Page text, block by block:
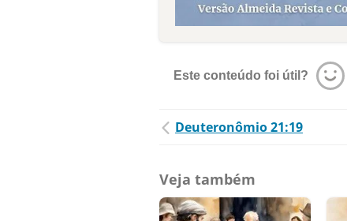
Este conteúdo foi útil?
Deuteronômio 21:19
Veja também